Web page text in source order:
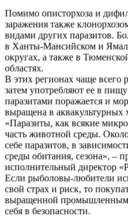
Помимо описторхоза и
заражения также
видами других паразитов.
в Ханты-Мансийском и
округах, а также в
областях.
В этих регионах чаще всего
затем употребляют ее в
паразитами поражается и
выращена в аквакультурных
«Паразиты, как всякие
часть животной среды.
себе паразитов, в
среды обитания, сезона», –
исполнительный директор
Если рыболовы-любители
свой страх и риск, то
выращенной промышленным
себя в безопасности.